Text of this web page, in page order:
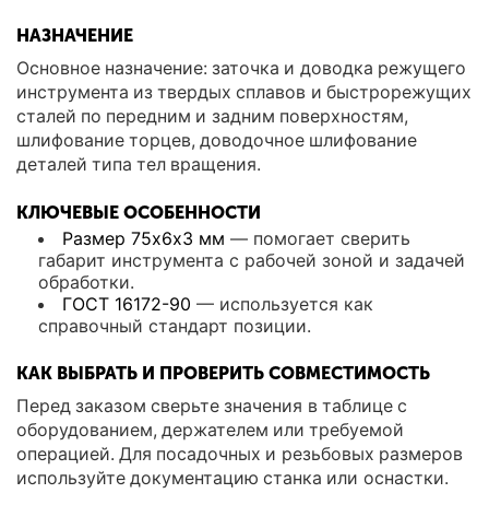
НАЗНАЧЕНИЕ
Основное назначение: заточка и доводка режущего
инструмента из твердых сплавов и быстрорежущих
сталей по передним и задним поверхностям,
шлифование торцев, доводочное шлифование
деталей типа тел вращения.
КЛЮЧЕВЫЕ ОСОБЕННОСТИ
Размер 75х6х3 мм — помогает сверить
габарит инструмента с рабочей зоной и задачей
обработки.
ГОСТ 16172-90 — используется как
справочный стандарт позиции.
КАК ВЫБРАТЬ И ПРОВЕРИТЬ СОВМЕСТИМОСТЬ
Перед заказом сверьте значения в таблице с
оборудованием, держателем или требуемой
операцией. Для посадочных и резьбовых размеров
используйте документацию станка или оснастки.